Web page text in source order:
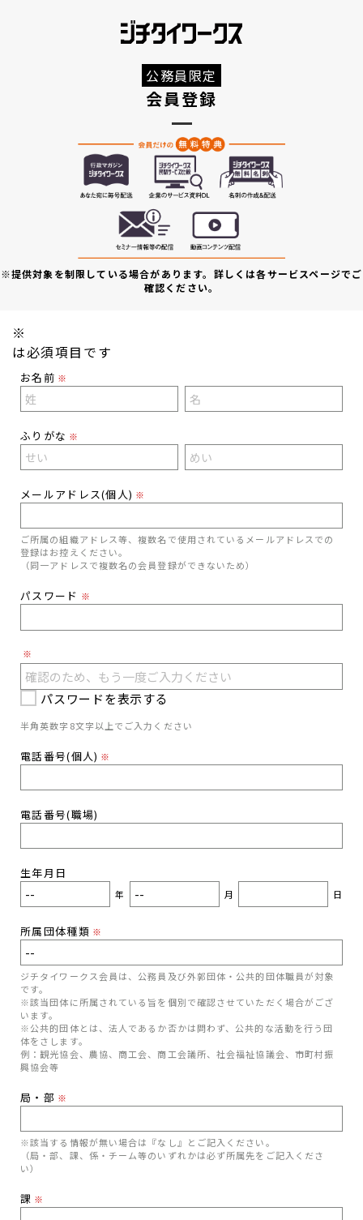
公務員限定
会員登録
※提供対象を制限している場合があります。詳しくは各サービスページでご
確認ください。
※
は必須項目です
お名前 ※
ふりがな ※
メールアドレス(個人) ※
ご所属の組織アドレス等、複数名で使用されているメールアドレスでの
登録はお控えください。
（同一アドレスで複数名の会員登録ができないため）
パスワード ※
※
パスワードを表示する
半角英数字8文字以上でご入力ください
電話番号(個人) ※
電話番号(職場)
生年月日
年 月 日
所属団体種類 ※
ジチタイワークス会員は、公務員及び外郭団体・公共的団体職員が対象
です。
※該当団体に所属されている旨を個別で確認させていただく場合がござ
います。
※公共的団体とは、法人であるか否かは問わず、公共的な活動を行う団
体をさします。
例：観光協会、農協、商工会、商工会議所、社会福祉協議会、市町村振
興協会等
局・部 ※
※該当する情報が無い場合は『なし』とご記入ください。
（局・部、課、係・チーム等のいずれかは必ず所属先をご記入くださ
い）
課 ※